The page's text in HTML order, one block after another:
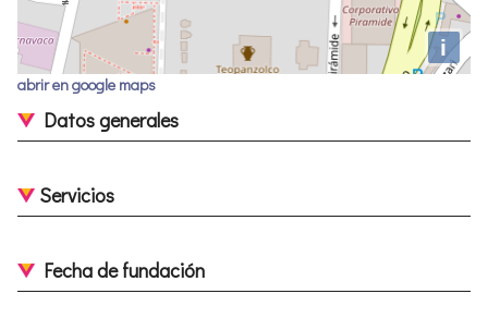
i
abrir en google maps
Datos generales
Servicios
Fecha de fundación